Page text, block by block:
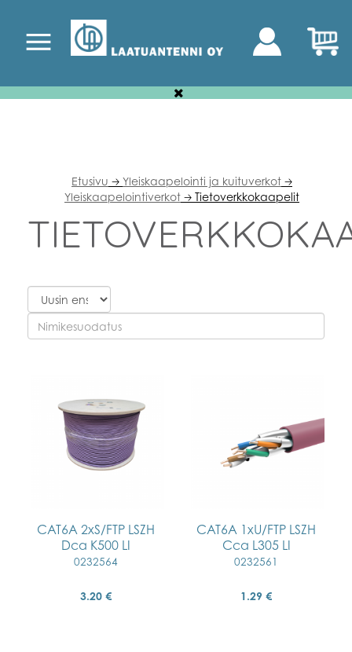
Etusivu 🡢 Yleiskaapelointi ja kuituverkot 🡢
Yleiskaapelointiverkot 🡢 Tietoverkkokaapelit
CAT6A 2xS/FTP LSZH
Dca K500 LI
0232564
3.20 €
CAT6A 1xU/FTP LSZH
Cca L305 LI
0232561
1.29 €